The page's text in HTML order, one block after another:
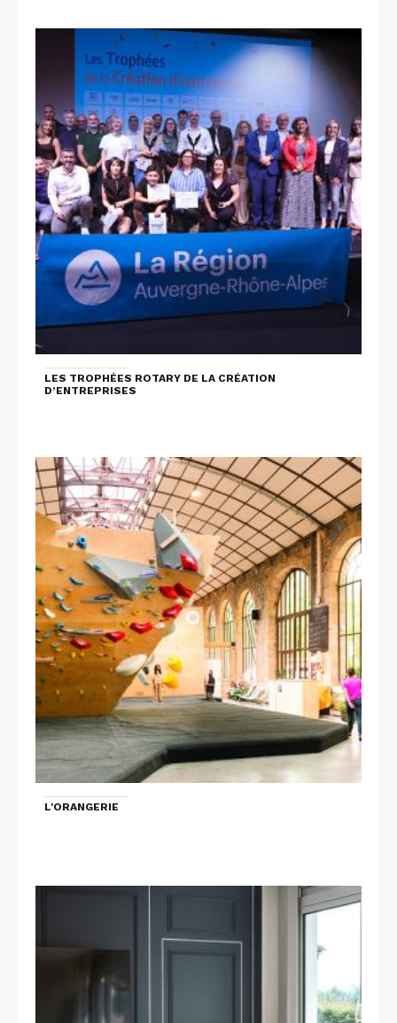
LES TROPHÉES ROTARY DE LA CRÉATION
D’ENTREPRISES
L'ORANGERIE